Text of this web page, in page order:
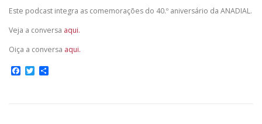
Este podcast integra as comemorações do 40.º aniversário da ANADIAL.
Veja a conversa aqui.
Oiça a conversa aqui.
Facebook
Twitter